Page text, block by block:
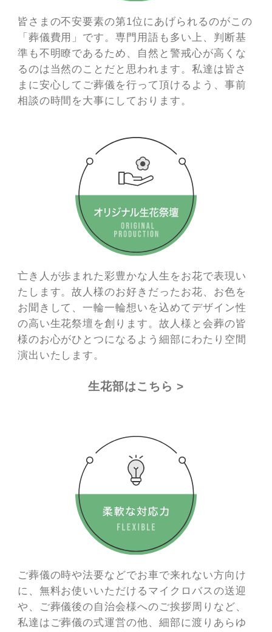
皆さまの不安要素の第1位にあげられるのがこの
「葬儀費用」です。専門用語も多い上、判断基
準も不明瞭であるため、自然と警戒心が高くな
るのは当然のことだと思われます。私達は皆さ
まに安心してご葬儀を行って頂けるよう、事前
相談の時間を大事にしております。
亡き人が歩まれた彩豊かな人生をお花で表現い
たします。故人様のお好きだったお花、お色を
お聞きして、一輪一輪想いを込めてデザイン性
の高い生花祭壇を創ります。故人様と会葬の皆
様のお心がひとつになるよう細部にわたり空間
演出いたします。
生花部はこちら >
ご葬儀の時や法要などでお車で来れない方向け
に、無料お使いいただけるマイクロバスの送迎
や、ご葬儀後の自治会様へのご挨拶周りなど、
私達はご葬儀の式運営の他、細部に渡りあらゆ